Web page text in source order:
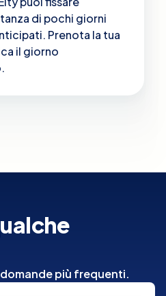
di pochi giorni
Prenota la tua
il giorno
più frequenti.